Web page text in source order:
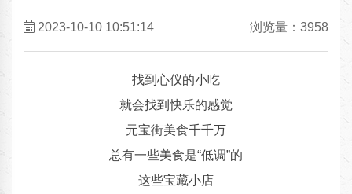
浏览量：3958
2023-10-10 10:51:14
找到心仪的小吃
就会找到快乐的感觉
元宝街美食千千万
总有一些美食是“低调”的
这些宝藏小店